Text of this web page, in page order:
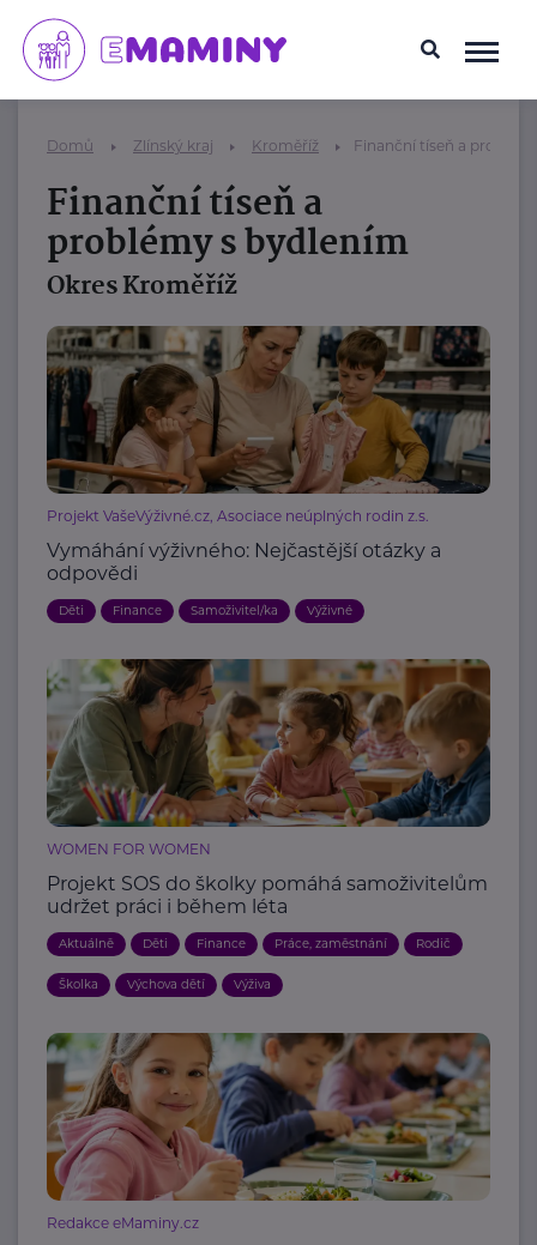
Domů Zlínský kraj Kroměříž Finanční tíseň a
Finanční tíseň a
problémy s bydlením
Okres Kroměříž
Projekt VašeVýživné.cz, Asociace neúplných rodin z.s.
Vymáhání výživného: Nejčastější otázky a
odpovědi
Děti Finance Samoživitel/ka Výživné
WOMEN FOR WOMEN
Projekt SOS do školky pomáhá samoživitelům
udržet práci i během léta
Aktuálně Děti Finance Práce, zaměstnání Rodič
Školka Výchova dětí Výživa
Redakce eMaminy.cz